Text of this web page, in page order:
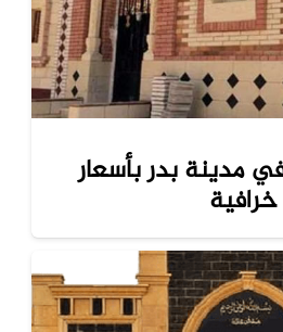
مدينة بدر بأسعار
خرافية